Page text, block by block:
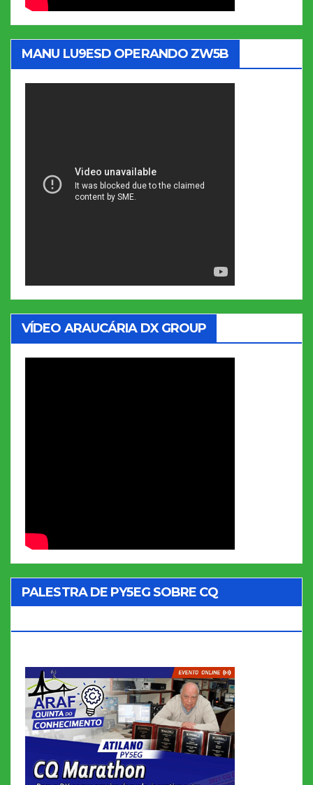
MANU LU9ESD OPERANDO ZW5B
VÍDEO ARAUCÁRIA DX GROUP
PALESTRA DE PY5EG SOBRE CQ